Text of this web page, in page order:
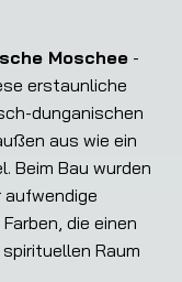
Moschee-
erstaunliche
dunganischen
aus wie ein
Beim Bau wurden
aufwendige
die einen
Raum